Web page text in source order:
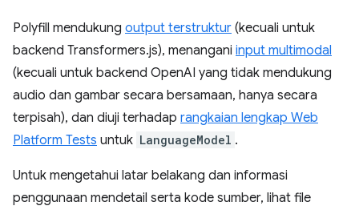
Polyfill mendukung output terstruktur (kecuali untuk
backend Transformers.js), menangani input multimodal
(kecuali untuk backend OpenAI yang tidak mendukung
audio dan gambar secara bersamaan, hanya secara
terpisah), dan diuji terhadap rangkaian lengkap Web
Platform Tests untuk LanguageModel .
Untuk mengetahui latar belakang dan informasi
penggunaan mendetail serta kode sumber, lihat file